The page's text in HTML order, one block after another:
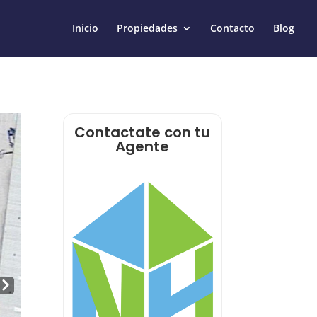
Inicio Propiedades Contacto Blog
Contactate con tu
Agente